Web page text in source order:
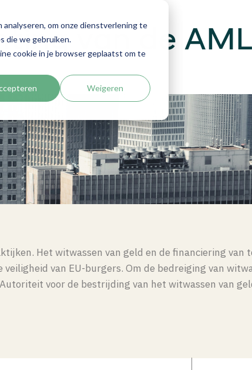
om onze dienstverlening te
die we gebruiken.
cookie in je browser geplaatst om te
Weigeren
van de
Het witwassen van geld en de financiering van
van EU-burgers. Om de bedreiging van
voor de bestrijding van het witwassen van